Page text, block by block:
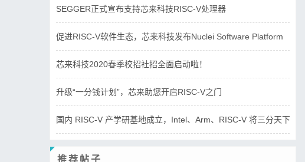
SEGGER正式宣布支持芯来科技RISC-V处理器
促进RISC-V软件生态，芯来科技发布Nuclei Software Platform
芯来科技2020春季校招社招全面启动啦！
升级“一分钱计划”，芯来助您开启RISC-V之门
国内 RISC-V 产学研基地成立，Intel、Arm、RISC-V 将三分天下？
推荐帖子